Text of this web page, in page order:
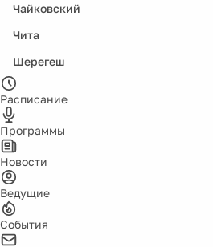
Чайковский
Чита
Шерегеш
Расписание
Программы
Новости
Ведущие
События